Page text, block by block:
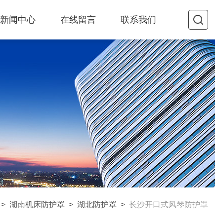
新闻中心 在线留言 联系我们
> 湖南机床防护罩 > 湖北防护罩 > 长沙开口式风琴防护罩